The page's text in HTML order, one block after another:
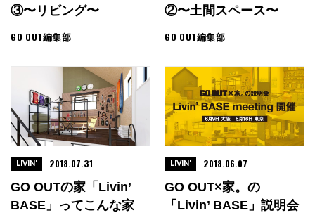
③〜リビング〜
GO OUT編集部
②〜土間スペース〜
GO OUT編集部
GO OUTの家「Livin’
BASE」ってこんな家
LIVIN' 2018.07.31
GO OUT×家。の
「Livin’ BASE」説明会
LIVIN' 2018.06.07